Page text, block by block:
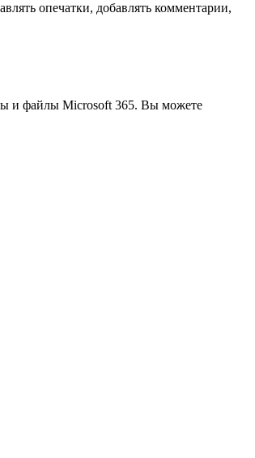
опечатки, добавлять комментарии,
и файлы Microsoft 365. Вы можете